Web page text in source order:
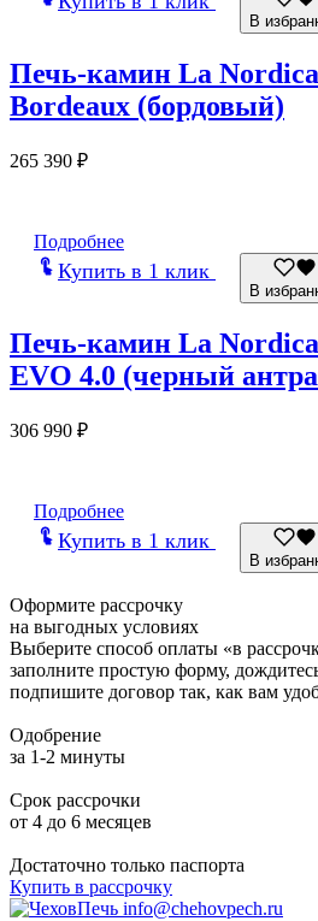
В
Печь-камин La
Bordeaux (бордовый)
265 390 ₽
Подробнее
Купить в 1 клик
В
Печь-камин La
EVO 4.0 (черный
306 990 ₽
Подробнее
Купить в 1 клик
В
Оформите рассрочку
на выгодных условиях
Выберите способ оплаты «в
заполните простую форму,
подпишите договор так, как вам
Одобрение
за 1-2 минуты
Срок рассрочки
от 4 до 6 месяцев
Достаточно только паспорта
Купить в рассрочку
info@chehovpech.ru